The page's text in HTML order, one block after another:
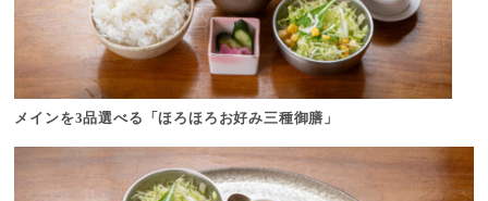
メインを3品選べる「ほろほろお好み三種御膳」